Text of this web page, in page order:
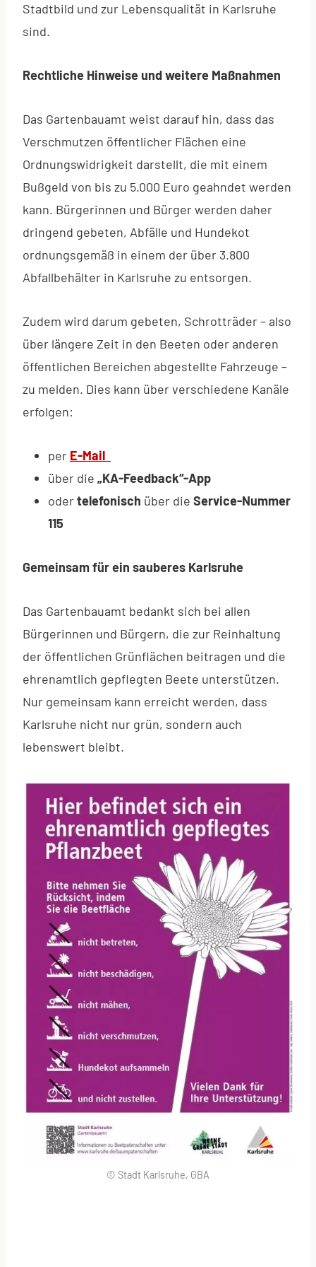
Stadtbild und zur Lebensqualität in Karlsruhe
sind.
Rechtliche Hinweise und weitere Maßnahmen
Das Gartenbauamt weist darauf hin, dass das
Verschmutzen öffentlicher Flächen eine
Ordnungswidrigkeit darstellt, die mit einem
Bußgeld von bis zu 5.000 Euro geahndet werden
kann. Bürgerinnen und Bürger werden daher
dringend gebeten, Abfälle und Hundekot
ordnungsgemäß in einem der über 3.800
Abfallbehälter in Karlsruhe zu entsorgen.
Zudem wird darum gebeten, Schrotträder – also
über längere Zeit in den Beeten oder anderen
öffentlichen Bereichen abgestellte Fahrzeuge –
zu melden. Dies kann über verschiedene Kanäle
erfolgen:
per E-Mail
über die „KA-Feedback“-App
odertelefonisch über die Service-Nummer
115
Gemeinsam für ein sauberes Karlsruhe
Das Gartenbauamt bedankt sich bei allen
Bürgerinnen und Bürgern, die zur Reinhaltung
der öffentlichen Grünflächen beitragen und die
ehrenamtlich gepflegten Beete unterstützen.
Nur gemeinsam kann erreicht werden, dass
Karlsruhe nicht nur grün, sondern auch
lebenswert bleibt.
© Stadt Karlsruhe, GBA